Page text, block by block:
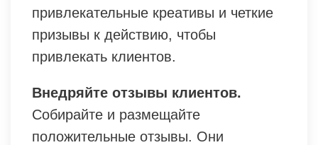
привлекательные креативы и четкие
призывы к действию, чтобы
привлекать клиентов.
Внедряйте отзывы клиентов.
Собирайте и размещайте
положительные отзывы. Они